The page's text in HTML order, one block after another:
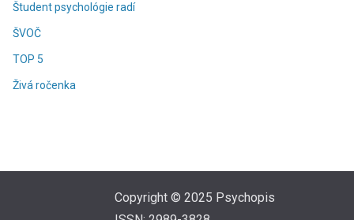
Študent psychológie radí
ŠVOČ
TOP 5
Živá ročenka
Copyright © 2025 Psychopis